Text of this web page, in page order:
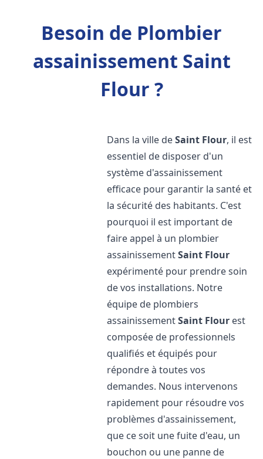
Besoin de Plombier
assainissement Saint
Flour ?
Dans la ville deSaint Flour, il est
essentiel de disposer d'un
système d'assainissement
efficace pour garantir la santé et
la sécurité des habitants. C'est
pourquoi il est important de
faire appel à un plombier
assainissementSaint Flour
expérimenté pour prendre soin
de vos installations. Notre
équipe de plombiers
assainissementSaint Flour est
composée de professionnels
qualifiés et équipés pour
répondre à toutes vos
demandes. Nous intervenons
rapidement pour résoudre vos
problèmes d'assainissement,
que ce soit une fuite d'eau, un
bouchon ou une panne de